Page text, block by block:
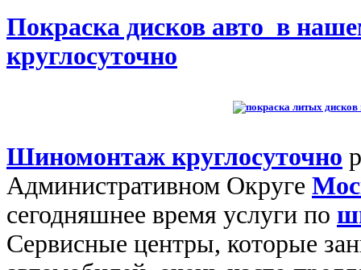
Покраска дисков авто в
круглосуточно
Шиномонтаж круглосуточно
Административном Округе
сегодняшнее время услуги по
Сервисные центры, которые